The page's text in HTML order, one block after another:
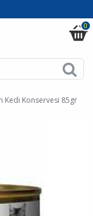
0
Kedi Konservesi 85gr